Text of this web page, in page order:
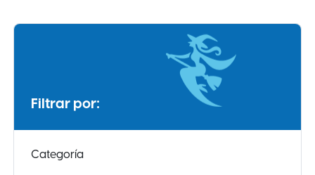
Filtrar por:
Categoría